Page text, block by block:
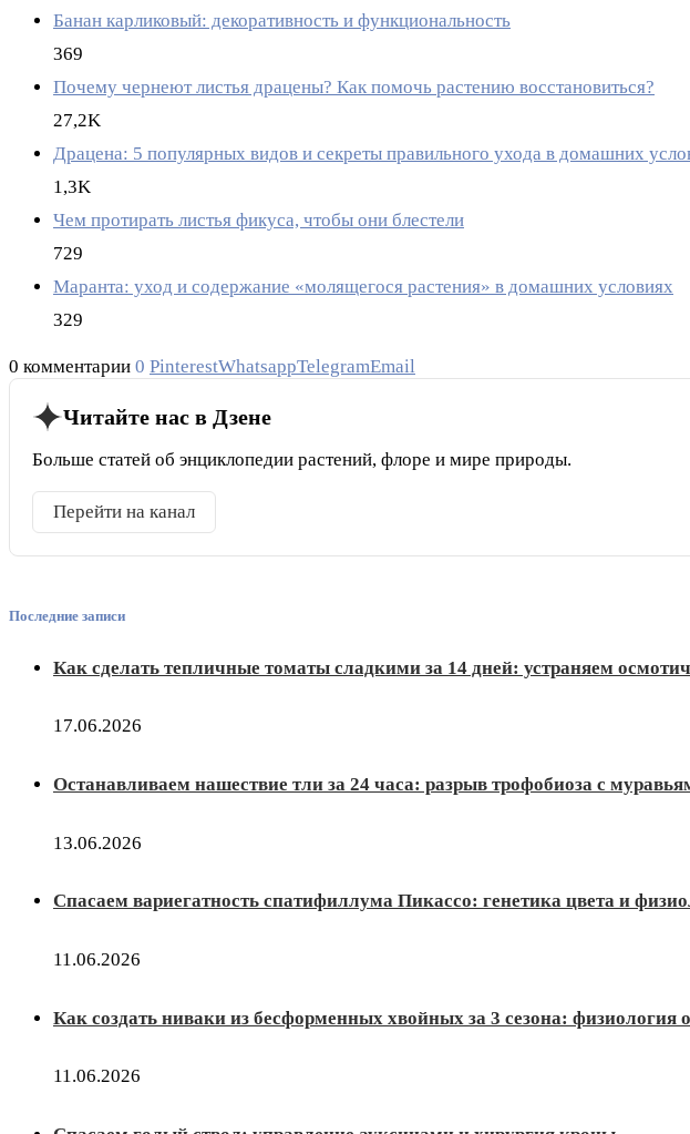
Банан карликовый: декоративность и функциональность
369
Почему чернеют листья драцены? Как помочь растению восстановиться?
27,2K
Драцена: 5 популярных видов и секреты правильного ухода в домашних
1,3K
Чем протирать листья фикуса, чтобы они блестели
729
Маранта: уход и содержание «молящегося растения» в домашних условиях
329
0 комментарии 0 PinterestWhatsappTelegramEmail
Читайте нас в Дзене
Больше статей об энциклопедии растений, флоре и мире природы.
Перейти на канал
Последние записи
Как сделать тепличные томаты сладкими за 14 дней: устраняем
17.06.2026
Останавливаем нашествие тли за 24 часа: разрыв трофобиоза с
13.06.2026
Спасаем вариегатность спатифиллума Пикассо: генетика цвета и
11.06.2026
Как создать ниваки из бесформенных хвойных за 3 сезона: физиология
11.06.2026